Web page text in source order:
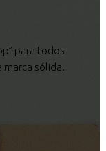
para todos
marca sólida.